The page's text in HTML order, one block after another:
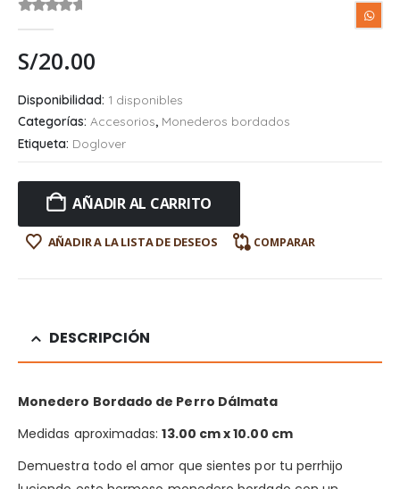
S/20.00
Disponibilidad: 1 disponibles
Categorías: Accesorios, Monederos bordados
Etiqueta: Doglover
AÑADIR AL CARRITO
AÑADIR A LA LISTA DE DESEOS COMPARAR
DESCRIPCIÓN
Monedero Bordado de Perro Dálmata
Medidas aproximadas:13.00 cm x 10.00 cm
Demuestra todo el amor que sientes por tu perrhijo